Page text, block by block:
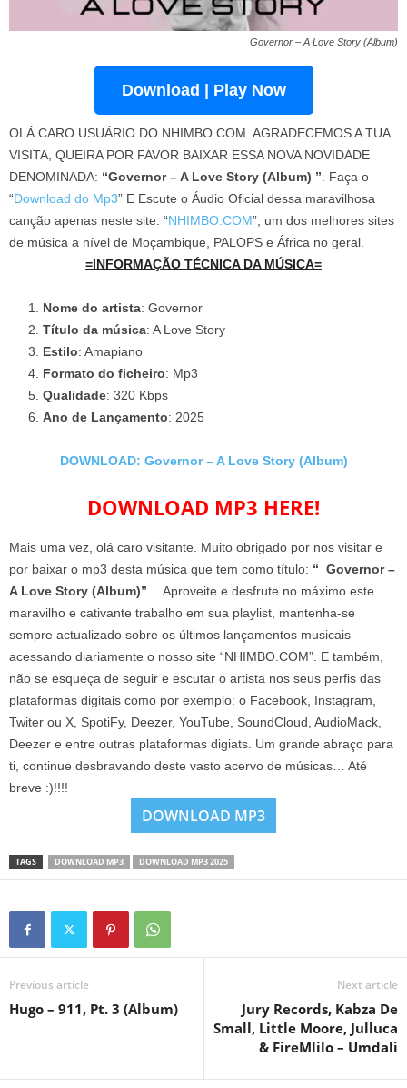
Governor – A Love Story (Album)
Download | Play Now
OLÁ CARO USUÁRIO DO NHIMBO.COM. AGRADECEMOS A TUA
VISITA, QUEIRA POR FAVOR BAIXAR ESSA NOVA NOVIDADE
DENOMINADA: “Governor – A Love Story (Album) ” . Faça o
“Download do Mp3” E Escute o Áudio Oficial dessa maravilhosa
canção apenas neste site: “NHIMBO.COM”, um dos melhores sites
de música a nível de Moçambique, PALOPS e África no geral.
=INFORMAÇÃO TÉCNICA DA MÚSICA=
Nome do artista: Governor
Título da música: A Love Story
Estilo: Amapiano
Formato do ficheiro: Mp3
Qualidade: 320 Kbps
Ano de Lançamento: 2025
DOWNLOAD: Governor – A Love Story (Album)
DOWNLOAD MP3 HERE!
Mais uma vez, olá caro visitante. Muito obrigado por nos visitar e
por baixar o mp3 desta música que tem como título: “ Governor –
A Love Story (Album)” … Aproveite e desfrute no máximo este
maravilho e cativante trabalho em sua playlist, mantenha-se
sempre actualizado sobre os últimos lançamentos musicais
acessando diariamente o nosso site “NHIMBO.COM”. E também,
não se esqueça de seguir e escutar o artista nos seus perfis das
plataformas digitais como por exemplo: o Facebook, Instagram,
Twiter ou X, SpotiFy, Deezer, YouTube, SoundCloud, AudioMack,
Deezer e entre outras plataformas digiats. Um grande abraço para
ti, continue desbravando deste vasto acervo de músicas… Até
breve :)!!!!
DOWNLOAD MP3
TAGS DOWNLOAD MP3 DOWNLOAD MP3 2025
Previous article
Hugo – 911, Pt. 3 (Album)
Next article
Jury Records, Kabza De
Small, Little Moore, Julluca
& FireMlilo – Umdali